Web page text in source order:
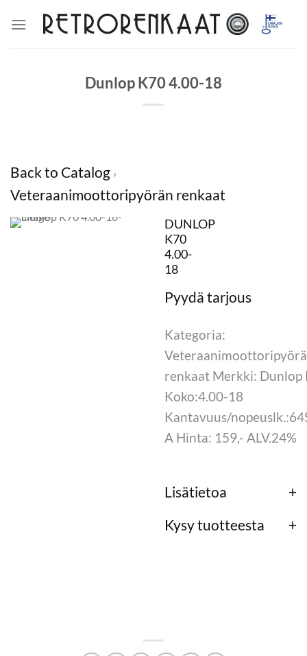
Dunlop K70 4.00-18
Back to Catalog
Veteraanimoottoripyörän renkaat
DUNLOP
K70
4.00-
18
Kategoria:
renkaat Merkki: Dunlop
Koko:4.00-18
Kantavuus/
A Hinta: 159,- ALV.24%
Lisätietoa
Kysy tuotteesta